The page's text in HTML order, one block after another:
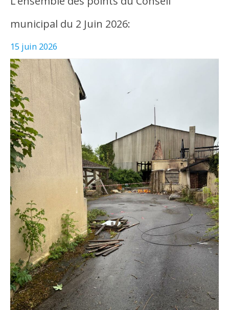
municipal du 2 Juin 2026:
15 juin 2026